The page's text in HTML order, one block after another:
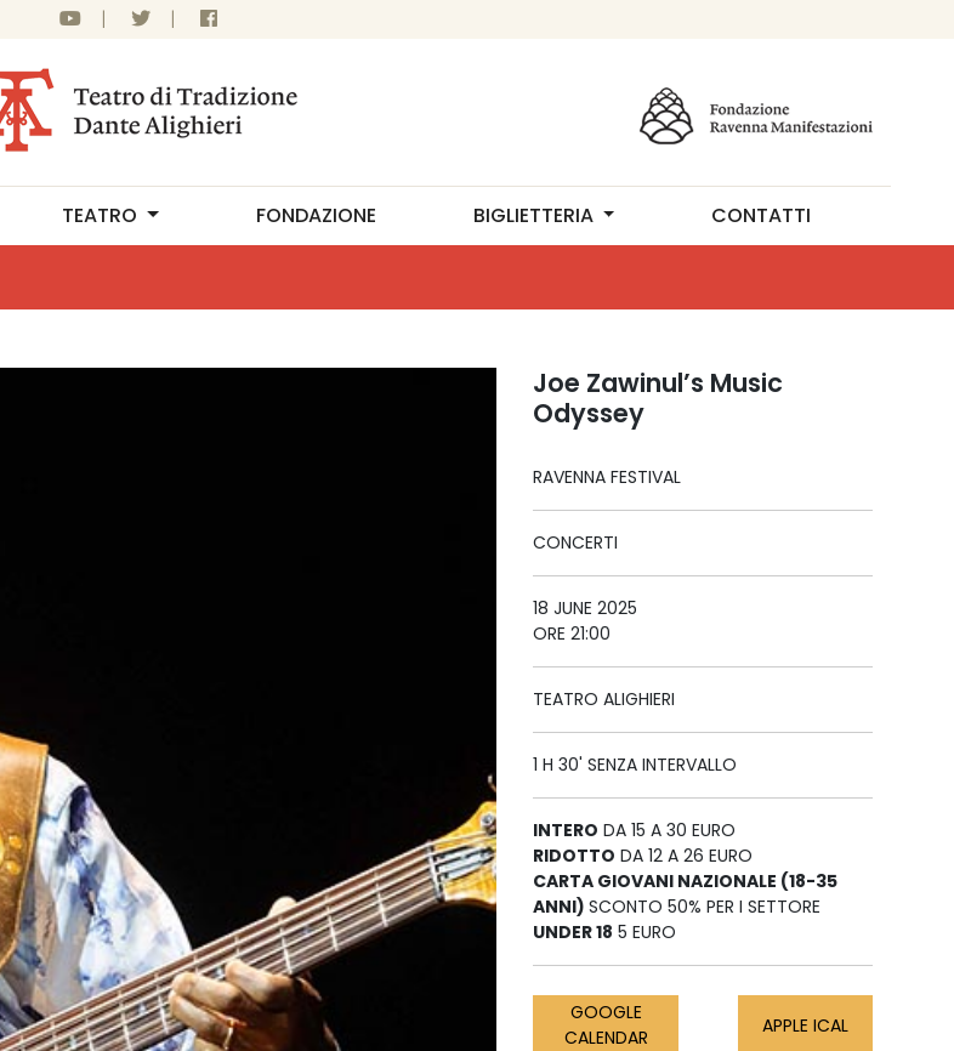
| |
TEATRO FONDAZIONE BIGLIETTERIA CONTATTI
Joe Zawinul’s Music
Odyssey
RAVENNA FESTIVAL
CONCERTI
18 JUNE 2025
ORE 21:00
TEATRO ALIGHIERI
1 H 30' SENZA INTERVALLO
INTERO DA 15 A 30 EURO
RIDOTTO DA 12 A 26 EURO
CARTA GIOVANI NAZIONALE (18-35
ANNI) SCONTO 50% PER I SETTORE
UNDER 18 5 EURO
GOOGLE
CALENDAR
APPLE ICAL